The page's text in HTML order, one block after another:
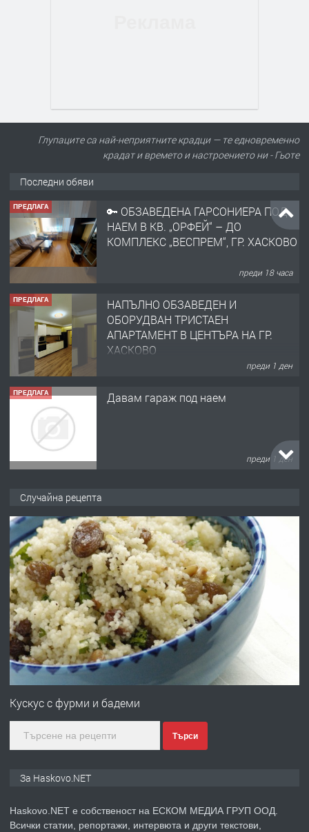
Глупаците са най-неприятните крадци — те едновременно
крадат и времето и настроението ни - Гьоте
Последни обяви
ПРЕДЛАГА
🔑 ОБЗАВЕДЕНА ГАРСОНИЕРА ПОД
НАЕМ В КВ. „ОРФЕЙ“ – ДО
КОМПЛЕКС „ВЕСПРЕМ“, ГР. ХАСКОВО
преди 18 часа
ПРЕДЛАГА
НАПЪЛНО ОБЗАВЕДЕН И
ОБОРУДВАН ТРИСТАЕН
АПАРТАМЕНТ В ЦЕНТЪРА НА ГР.
ХАСКОВО
преди 1 ден
ПРЕДЛАГА Давам гараж под наем
преди 1 ден
градската градина!
преди 1 ден
ПРЕДЛАГА
ПРОСТОРЕН ТРИСТАЕН
АПАРТАМЕНТ В НОВА СГРАДА КВ.
КУБА
ПРЕДЛАГА
Продавам парцел в гр. Хасково кв.
асфалт 0889 537 426
Случайна рецепта
Кускус с фурми и бадеми
Търси
За Haskovo.NET
Haskovo.NET е собственост на ЕСКОМ МЕДИА ГРУП ООД.
Всички статии, репортажи, интервюта и други текстови,